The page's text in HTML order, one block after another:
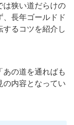
は狭い道だらけの
、長年ゴールドド
するコツを紹介し
あの道を通ればも
内容となってい